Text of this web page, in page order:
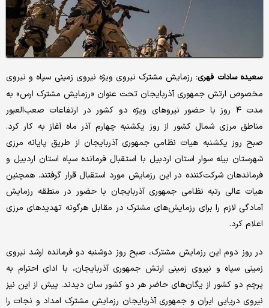
سعیده سادات فهری: رزمایش مشترک نیروی ویژه نیروی زمینی سپاه و نیروی
مخصوص ارتش جمهوری آذربایجان تحت عنوان «رزمایش مشترک ارس» به
مدت ۴ روز با حضور نیروهای ویژه دو کشور در ارتفاعات صعب‌‌العبور
مناطق مرزی شمال کشور از روز یکشنبه چهارم آذر ماه آغاز به کار کرد.
صبح روز یکشنبه هیات نظامی جمهوری آذربایجان از طریق پایانه مرزی
شهرستان بیله سوار استان اردبیل با استقبال فرمانده سپاه استان اردبیل و
فرماندهان شرکت‌کننده در این رزمایش مورد استقبال قرار گرفتند. همچنین
هیات عالی رتبه نظامی جمهوری آذربایجان با حضور در منطقه رزمایش
آمادگی لازم را برای رزمایش‌های مشترک در مقابل هرگونه تهدیدهای مرزی
اعلام کرد.
در روز دوم این رزمایش مشترک، صبح روز دوشنبه دو فرمانده ارشد نیروی
زمینی سپاه و نیروی زمینی ارتش جمهوری آذربایجان، با ادای احترام به
پرچم دو کشور از یگان‌‌های حاضر هر دو کشور سان دیدند. پیش از این نیز
نیروی دریایی ایران و جمهوری آذربایجان رزمایش مشترک امداد و نجات را